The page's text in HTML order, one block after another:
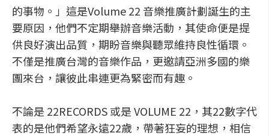
的事物。」這是Volume 22 音樂推廣計劃誕生的主
要原因，他們不定期舉辦音樂活動，其使命便是提
供良好演出品質，期盼音樂與聽眾維持良性循環。
不僅是推廣台灣的音樂作品，更邀請亞洲多國的樂
團來台，讓彼此串連更為緊密而有趣。
不論是 22RECORDS 或是 VOLUME 22，其22數字代
表的是他們希望永遠22歲，帶著狂妄的理想，相信